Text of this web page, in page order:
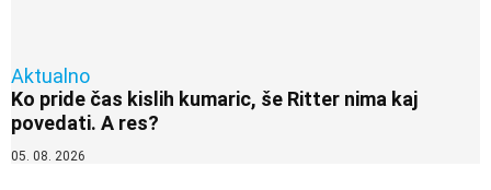
Aktualno
Ko pride čas kislih kumaric, še Ritter nima kaj
povedati. A res?
05. 08. 2026